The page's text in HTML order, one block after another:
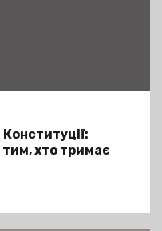
тим, хто тримає